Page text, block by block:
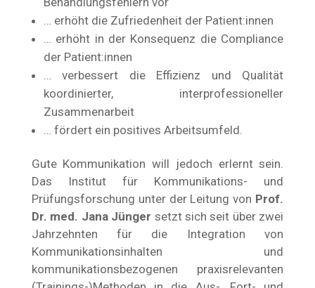
… erhöht die Zufriedenheit der Patient:innen
… erhöht in der Konsequenz die Compliance
der Patient:innen
… verbessert die Effizienz und Qualität
koordinierter, interprofessioneller
Zusammenarbeit
… fördert ein positives Arbeitsumfeld.
Gute Kommunikation will jedoch erlernt sein.
Das Institut für Kommunikations- und
Prüfungsforschung unter der Leitung von Prof.
Dr. med. Jana Jünger setzt sich seit über zwei
Jahrzehnten für die Integration von
Kommunikationsinhalten und
kommunikationsbezogenen praxisrelevanten